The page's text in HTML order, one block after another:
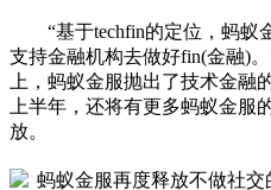
“基于techfin的定位，蚂蚁金
支持金融机构去做好fin(金融)
上，蚂蚁金服抛出了技术金融
上半年，还将有更多蚂蚁金服
放。